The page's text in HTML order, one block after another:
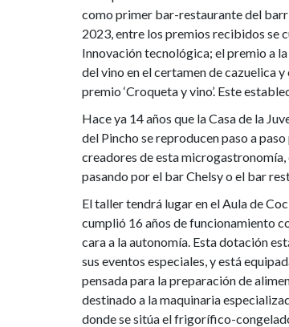
como primer bar-restaurante del
2023, entre los premios recibidos se
Innovación tecnológica; el premio a
del vino en el certamen de cazuelica
premio ‘Croqueta y vino’. Este
Hace ya 14 años que la Casa de la
del Pincho se reproducen paso a
creadores de esta
pasando por el bar Chelsy o el bar
El taller tendrá lugar en el Aula de
cumplió 16 años de funcionamiento
cara a la autonomía. Esta dotación
sus eventos especiales, y está
pensada para la preparación de
destinado a la maquinaria
donde se sitúa el frigorífico-